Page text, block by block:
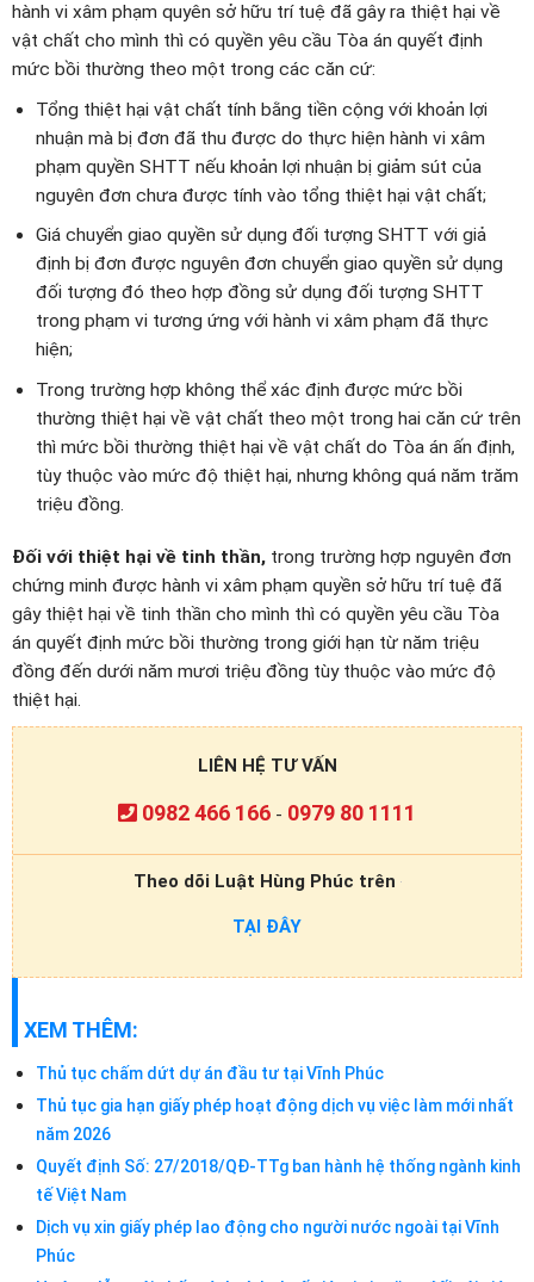
hành vi xâm phạm quyên sở hữu trí tuệ đã gây ra thiệt hại về
vật chất cho mình thì có quyền yêu cầu Tòa án quyết định
mức bồi thường theo một trong các căn cứ:
Tổng thiệt hại vật chất tính bằng tiền cộng với khoản lợi
nhuận mà bị đơn đã thu được do thực hiện hành vi xâm
phạm quyền SHTT nếu khoản lợi nhuận bị giảm sút của
nguyên đơn chưa được tính vào tổng thiệt hại vật chất;
Giá chuyển giao quyền sử dụng đối tượng SHTT với giả
định bị đơn được nguyên đơn chuyển giao quyền sử dụng
đối tượng đó theo hợp đồng sử dụng đối tượng SHTT
trong phạm vi tương ứng với hành vi xâm phạm đã thực
hiện;
Trong trường hợp không thể xác định được mức bồi
thường thiệt hại về vật chất theo một trong hai căn cứ trên
thì mức bồi thường thiệt hại về vật chất do Tòa án ấn định,
tùy thuộc vào mức độ thiệt hại, nhưng không quá năm trăm
triệu đồng.
Đối với thiệt hại về tinh thần, trong trường hợp nguyên đơn
chứng minh được hành vi xâm phạm quyền sở hữu trí tuệ đã
gây thiệt hại về tinh thần cho mình thì có quyền yêu cầu Tòa
án quyết định mức bồi thường trong giới hạn từ năm triệu
đồng đến dưới năm mươi triệu đồng tùy thuộc vào mức độ
thiệt hại.
LIÊN HỆ TƯ VẤN
0982 466 166 - 0979 80 1111
Theo dõi Luật Hùng Phúc trên
TẠI ĐÂY
XEM THÊM:
Thủ tục chấm dứt dự án đầu tư tại Vĩnh Phúc
Thủ tục gia hạn giấy phép hoạt động dịch vụ việc làm mới nhất
năm 2026
Quyết định Số: 27/2018/QĐ-TTg ban hành hệ thống ngành kinh
tế Việt Nam
Dịch vụ xin giấy phép lao động cho người nước ngoài tại Vĩnh
Phúc